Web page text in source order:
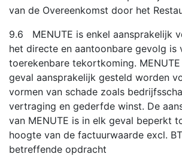
van de Overeenkomst door het
9.6 MENUTE is enkel aansprakelijk
het directe en aantoonbare gevolg is
toerekenbare tekortkoming.
geval aansprakelijk gesteld worden
vormen van schade zoals
vertraging en gederfde winst. De
van MENUTE is in elk geval beperkt
hoogte van de factuurwaarde excl.
betreffende opdracht